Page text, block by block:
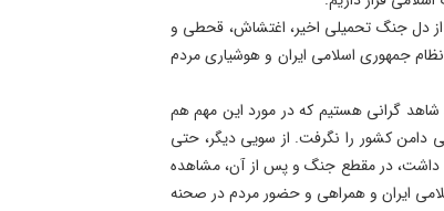
دل جنگ تحمیلی اخیر، اغتشاش، قحطی و
جمهوری اسلامی ایران و هوشیاری مردم
شاهد گرانی هستیم که در مورد این مهم هم
دامن کشور را نگرفت. از سویی دیگر، حتی
داشت، در مقطع جنگ و پس از آن، مشاهده
ایران و همراهی و حضور مردم در صحنه